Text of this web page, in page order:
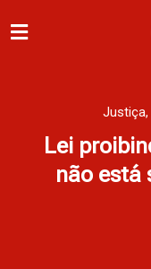
para
Justiça,
Lei
não está